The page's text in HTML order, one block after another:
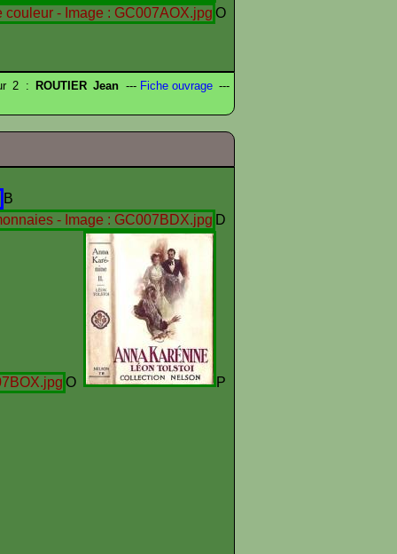
O
2 : ROUTIER Jean ---Fiche ouvrage---
B
D
O P